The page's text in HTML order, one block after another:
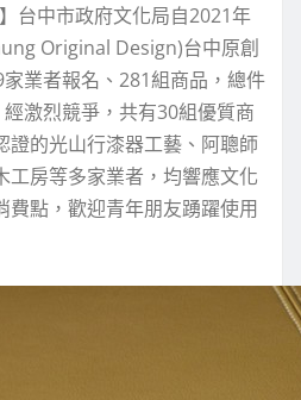
台中市政府文化局自2021年
Original Design)台中原創
業者報名、281組商品，總件
激烈競爭，共有30組優質商
證的光山行漆器工藝、阿聰師
工房等多家業者，均響應文化
費點，歡迎青年朋友踴躍使用